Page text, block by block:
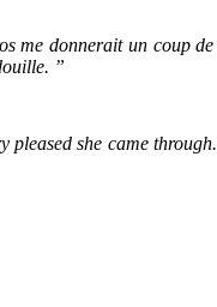
me donnerait un coup
”
she came